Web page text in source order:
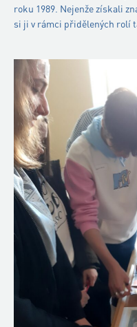
roku 1989. Nejenže získali
si ji v rámci přidělených rolí